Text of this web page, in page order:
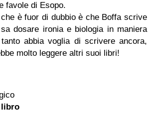
favole di Esopo.
è fuor di dubbio è che Boffa scrive
dosare ironia e biologia in maniera
abbia voglia di scrivere ancora,
molto leggere altri suoi libri!
libro